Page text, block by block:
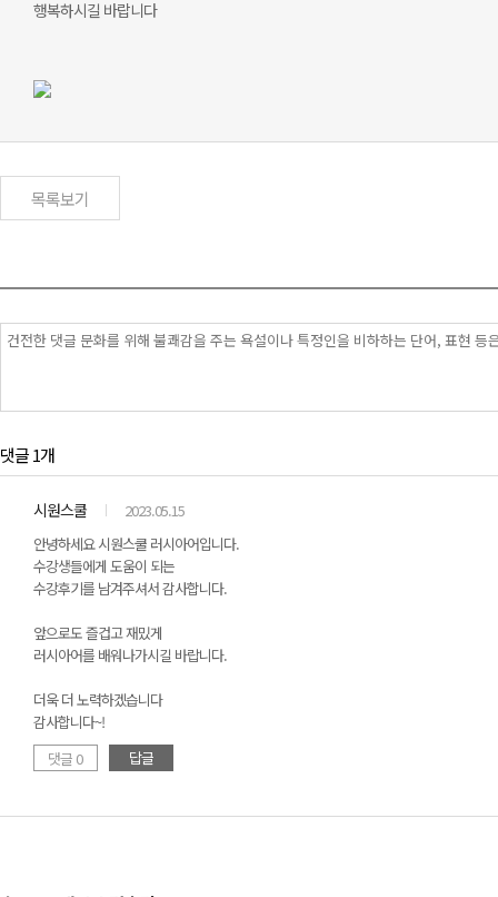
행복하시길 바랍니다
목록보기
댓글 1개
시원스쿨
2023.05.15
안녕하세요 시원스쿨 러시아어입니다.
수강생들에게 도움이 되는
수강후기를 남겨주셔서 감사합니다.
앞으로도 즐겁고 재밌게
러시아어를 배워나가시길 바랍니다.
더욱 더 노력하겠습니다
감사합니다~!
댓글 0
답글